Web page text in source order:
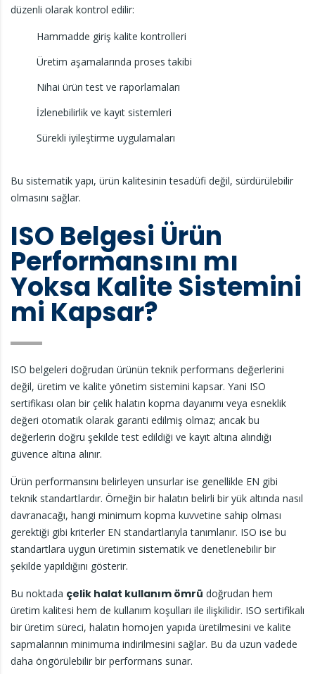
düzenli olarak kontrol edilir:
Hammadde giriş kalite kontrolleri
Üretim aşamalarında proses takibi
Nihai ürün test ve raporlamaları
İzlenebilirlik ve kayıt sistemleri
Sürekli iyileştirme uygulamaları
Bu sistematik yapı, ürün kalitesinin tesadüfi değil, sürdürülebilir
olmasını sağlar.
ISO Belgesi Ürün
Performansını mı
Yoksa Kalite Sistemini
mi Kapsar?
ISO belgeleri doğrudan ürünün teknik performans değerlerini
değil, üretim ve kalite yönetim sistemini kapsar. Yani ISO
sertifikası olan bir çelik halatın kopma dayanımı veya esneklik
değeri otomatik olarak garanti edilmiş olmaz; ancak bu
değerlerin doğru şekilde test edildiği ve kayıt altına alındığı
güvence altına alınır.
Ürün performansını belirleyen unsurlar ise genellikle EN gibi
teknik standartlardır. Örneğin bir halatın belirli bir yük altında nasıl
davranacağı, hangi minimum kopma kuvvetine sahip olması
gerektiği gibi kriterler EN standartlarıyla tanımlanır. ISO ise bu
standartlara uygun üretimin sistematik ve denetlenebilir bir
şekilde yapıldığını gösterir.
Bu noktada çelik halat kullanım ömrü doğrudan hem
üretim kalitesi hem de kullanım koşulları ile ilişkilidir. ISO sertifikalı
bir üretim süreci, halatın homojen yapıda üretilmesini ve kalite
sapmalarının minimuma indirilmesini sağlar. Bu da uzun vadede
daha öngörülebilir bir performans sunar.